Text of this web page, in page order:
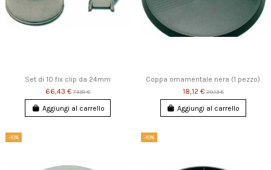
Set di 10 fix clip da 24mm
66,43 €73,81 €
Aggiungi al carrello
Coppa ornamentale nera (1 pezzo)
18,12 €20,13 €
Aggiungi al carrello
-10% -10%